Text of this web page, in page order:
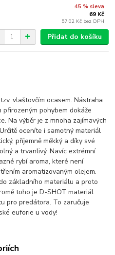
45 % sleva
69 Kč
57,02 Kč bez DPH
Přidat do košíku
vlaštovčím ocasem. Nástraha
pohybem dokáže
Na výběr je z mnoha zajímavých
oceníte i samotný materiál
příjemně měkký a díky své
a trvanlivý. Navíc extrémní
rybí aroma, které není
aromatizovaným olejem.
základního materiálu a proto
toho je D-SHOT materiál
pro predátora. To zaručuje
euforie u vody!